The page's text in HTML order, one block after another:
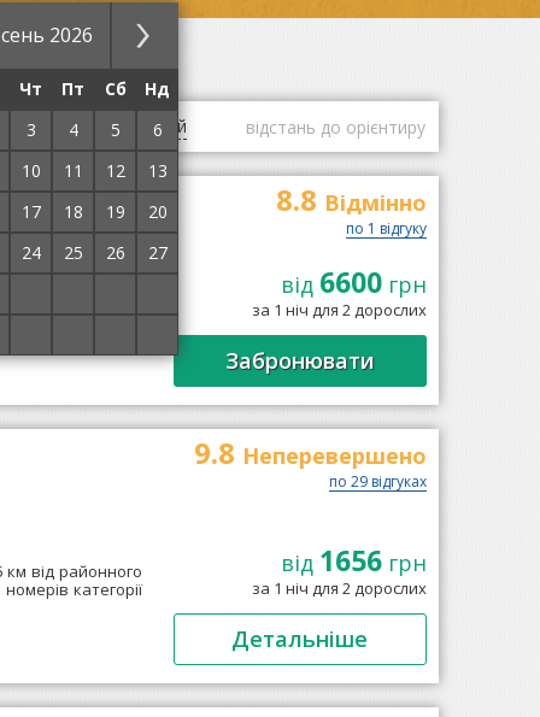
2026
Чт Пт Сб
Нд
3 4 5
6
10 11 12
13
17 18 19
20
24 25 26
27
оцінки гостей відстань до орієнтиру
за 550 м від
поділений
8.8 Відмінно
по 1 відгуку
від 6600грн
за 1 ніч для 2 дорослих
Забронювати
від районного
категорії
9.8 Неперевершено
по 29 відгуках
від 1656грн
за 1 ніч для 2 дорослих
Детальніше